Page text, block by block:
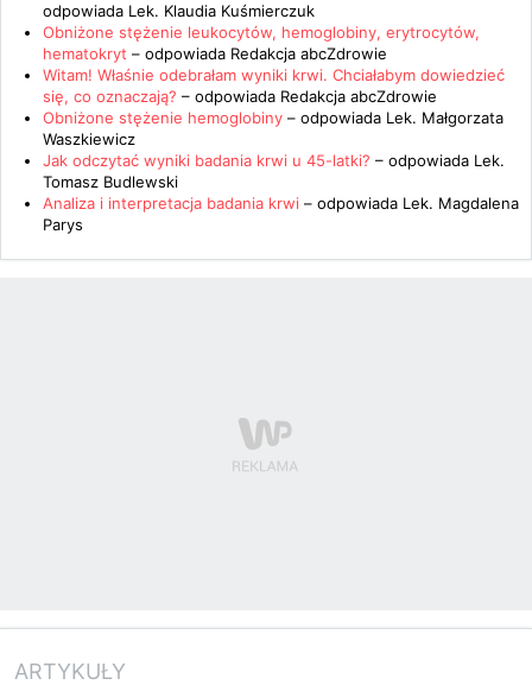
odpowiada Lek. Klaudia Kuśmierczuk
Obniżone stężenie leukocytów, hemoglobiny, erytrocytów,
hematokryt – odpowiada Redakcja abcZdrowie
Witam! Właśnie odebrałam wyniki krwi. Chciałabym dowiedzieć
się, co oznaczają? – odpowiada Redakcja abcZdrowie
Obniżone stężenie hemoglobiny – odpowiada Lek. Małgorzata
Waszkiewicz
Jak odczytać wyniki badania krwi u 45-latki? – odpowiada Lek.
Tomasz Budlewski
Analiza i interpretacja badania krwi – odpowiada Lek. Magdalena
Parys
ARTYKUŁY